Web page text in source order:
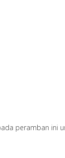
peramban ini